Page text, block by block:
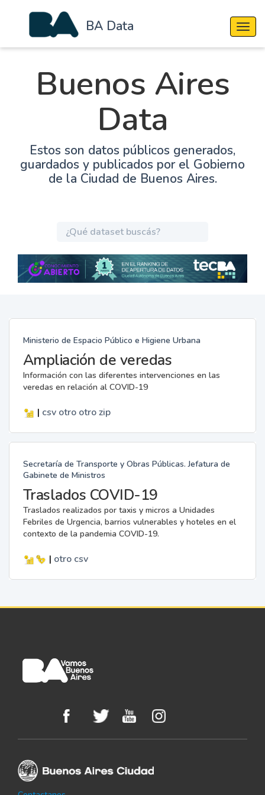
BA Data
Buenos Aires
Data
Estos son datos públicos generados,
guardados y publicados por el Gobierno
de la Ciudad de Buenos Aires.
Ministerio de Espacio Público e Higiene Urbana
Ampliación de veredas
Información con las diferentes intervenciones en las
veredas en relación al COVID-19
| csv otro otro zip
Secretaría de Transporte y Obras Públicas. Jefatura de
Gabinete de Ministros
Traslados COVID-19
Traslados realizados por taxis y micros a Unidades
Febriles de Urgencia, barrios vulnerables y hoteles en el
contexto de la pandemia COVID-19.
| otro csv